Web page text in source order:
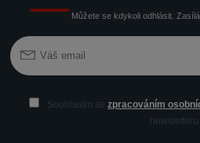
Můžete se kdykoli odhlásit.
Souhlasím sezpracováním
newsletteru.